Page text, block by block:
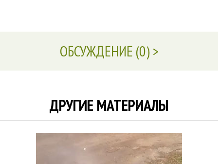
ОБСУЖДЕНИЕ (0)
ДРУГИЕ МАТЕРИАЛЫ